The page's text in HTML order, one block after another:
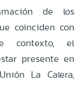
de los
coinciden con
contexto, el
presente en
La Calera,